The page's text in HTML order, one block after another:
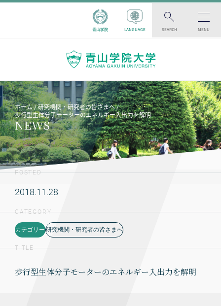
青山学院 LANGUAGE SEARCH MENU
ホーム
研究機関・研究者の皆さまへ
歩行型生体分子モーターのエネルギー入出力を解明
NEWS
POSTED
2018.11.28
CATEGORY
カテゴリー 研究機関・研究者の皆さまへ
TITLE
歩行型生体分子モーターのエネルギー入出力を解明